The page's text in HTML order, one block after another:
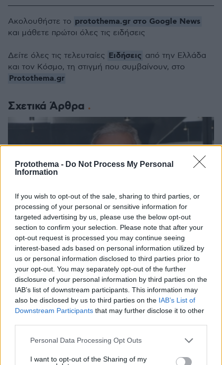
Protothema - Do Not Process My Personal
Information
If you wish to opt-out of the sale, sharing to third parties, or
processing of your personal or sensitive information for
targeted advertising by us, please use the below opt-out
section to confirm your selection. Please note that after your
opt-out request is processed you may continue seeing
interest-based ads based on personal information utilized by
us or personal information disclosed to third parties prior to
your opt-out. You may separately opt-out of the further
disclosure of your personal information by third parties on the
IAB’s list of downstream participants. This information may
also be disclosed by us to third parties on the IAB’s List of
Downstream Participants that may further disclose it to other
Please note that this website/app uses one or more Google
not limited to your visit or usage behaviour. You may click to
Personal Data Processing Opt Outs
I want to opt-out of the Sharing of my
Σχετικά Άρθρα
Πέγκυ Ζήνα για τον σύζυγό της: Να χαίρεστε και να
Ακολουθήστε το protothema.gr στο Google News
και μάθετε πρώτοι όλες τις ειδήσεις
Δείτε όλες τις τελευταίες Ειδήσεις από την Ελλάδα
και τον Κόσμο, τη στιγμή που συμβαίνουν, στο
Protothema.gr